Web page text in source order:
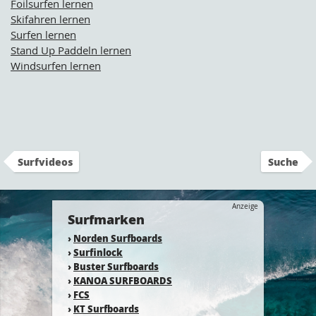
Foilsurfen lernen
Skifahren lernen
Surfen lernen
Stand Up Paddeln lernen
Windsurfen lernen
Surfvideos Suche
Anzeige
Surfmarken
› Norden Surfboards
›Surfinlock
› Buster Surfboards
› KANOA SURFBOARDS
› FCS
› KT Surfboards